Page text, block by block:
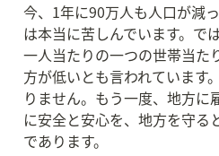
今、1年に90万人も人口が減
は本当に苦しんでいます。で
一人当たりの一つの世帯当た
方が低いとも言われています
りません。もう一度、地方に
に安全と安心を、地方を守る
であります。